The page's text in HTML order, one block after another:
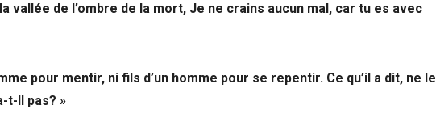
vallée de l’ombre de la mort, Je ne crains aucun mal, car tu es avec
pour mentir, ni fils d’un homme pour se repentir. Ce qu’il a dit, ne le
t-Il pas? »